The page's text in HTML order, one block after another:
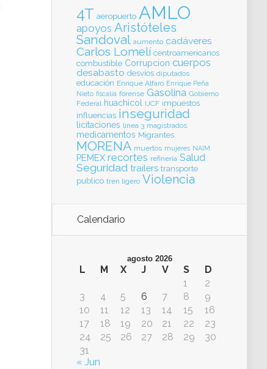
4T aeropuerto AMLO
apoyos Aristóteles
Sandoval aumento cadáveres
Carlos Lomelí centroamericanos
combustible Corrupcion cuerpos
desabasto desvíos diputados
educación Enrique Alfaro Enrique Peña
Nieto fiscalia forense Gasolina Gobierno
Federal huachicol IJCF impuestos
influencias inseguridad
licitaciones línea 3 magistrados
medicamentos Migrantes
MORENA muertos mujeres NAIM
PEMEX recortes refinería Salud
Seguridad trailers transporte
publico tren ligero Violencia
Calendario
agosto 2026
L M X J V S
D
1
2
3
4 5 6 7 8
9
10
11 12 13 14 15
16
17
18 19 20 21 22
23
24
25 26 27 28 29
30
31
« Jun